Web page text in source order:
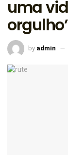
uma
by admin